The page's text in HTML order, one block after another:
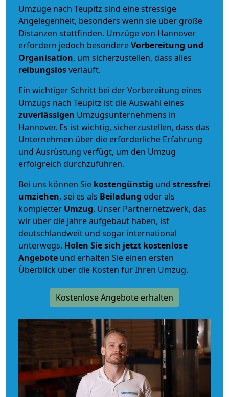
Umzüge nach Teupitz sind eine stressige
Angelegenheit, besonders wenn sie über große
Distanzen stattfinden. Umzüge von Hannover
erfordern jedoch besondereVorbereitung und
Organisation, um sicherzustellen, dass alles
reibungslosverläuft.
Ein wichtiger Schritt bei der Vorbereitung eines
Umzugs nach Teupitz ist die Auswahl eines
zuverlässigen Umzugsunternehmens in
Hannover. Es ist wichtig, sicherzustellen, dass das
Unternehmen über die erforderliche Erfahrung
und Ausrüstung verfügt, um den Umzug
erfolgreich durchzuführen.
Bei uns können Sie kostengünstig und stressfrei
umziehen, sei es als Beiladung oder als
kompletter Umzug. Unser Partnernetzwerk, das
wir über die Jahre aufgebaut haben, ist
deutschlandweit und sogar international
unterwegs. Holen Sie sich jetzt kostenlose
Angebote und erhalten Sie einen ersten
Überblick über die Kosten für Ihren Umzug.
Kostenlose Angebote erhalten